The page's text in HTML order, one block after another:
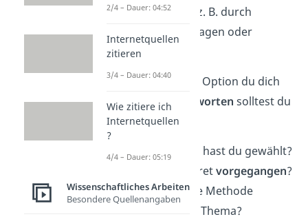
eigene Daten — z. B. durch
Interviews, Umfragen oder
Experimente.
Aber egal für welche Option du dich
entscheidest,beantworten solltest du
immer:
Welche
Methode
hast du gewählt?
Wie bist du konkretvorgegangen?
Warum war diese Methode
für dein Thema?
2/4 – Dauer: 04:52
Internetquellen
zitieren
3/4 – Dauer: 04:40
Wie zitiere ich
Internetquellen
?
4/4 – Dauer: 05:19
Wissenschaftliches Arbeiten
Besondere Quellenangaben